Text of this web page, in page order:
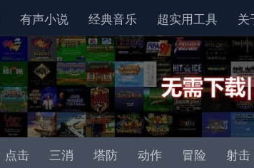
有声小说 经典音乐 超实用工具 关
点击 三消 塔防 动作 冒险 射击